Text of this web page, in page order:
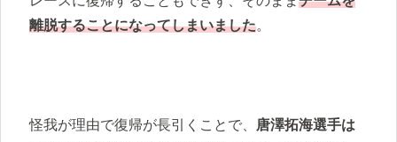
離脱することになってしまいました。
怪我が理由で復帰が長引くことで、
唐澤拓海選手は